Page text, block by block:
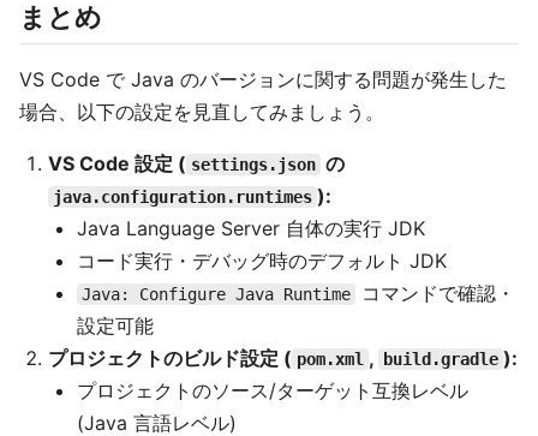
まとめ
VS Code で Java のバージョンに関する問題が発生した
場合、以下の設定を見直してみましょう。
VS Code 設定 ( settings.json の
java.configuration.runtimes ):
Java Language Server 自体の実行 JDK
コード実行・デバッグ時のデフォルト JDK
Java: Configure Java Runtime
コマンドで確認・
設定可能
プロジェクトのビルド設定 ( pom.xml , build.gradle ):
プロジェクトのソース/ターゲット互換レベル
(Java 言語レベル)